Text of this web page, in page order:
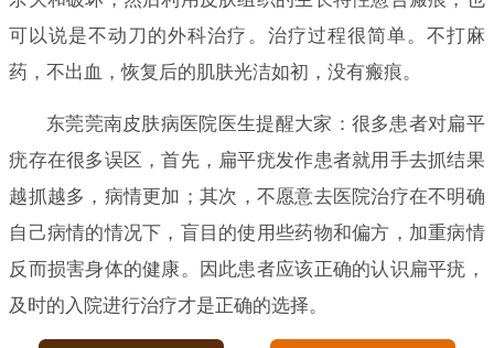
可以说是不动刀的外科治疗。治疗过程很简单。不打麻
药，不出血，恢复后的肌肤光洁如初，没有瘢痕。
东莞莞南皮肤病医院医生提醒大家：很多患者对扁平
疣存在很多误区，首先，扁平疣发作患者就用手去抓结果
越抓越多，病情更加；其次，不愿意去医院治疗在不明确
自己病情的情况下，盲目的使用些药物和偏方，加重病情
反而损害身体的健康。因此患者应该正确的认识扁平疣，
及时的入院进行治疗才是正确的选择。